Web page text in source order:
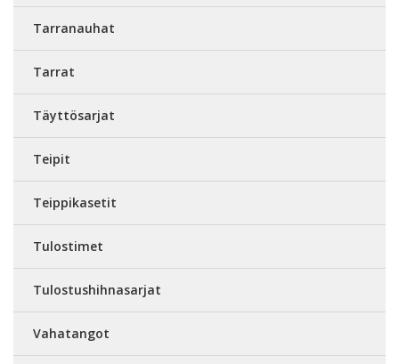
Tarranauhat
Tarrat
Täyttösarjat
Teipit
Teippikasetit
Tulostimet
Tulostushihnasarjat
Vahatangot